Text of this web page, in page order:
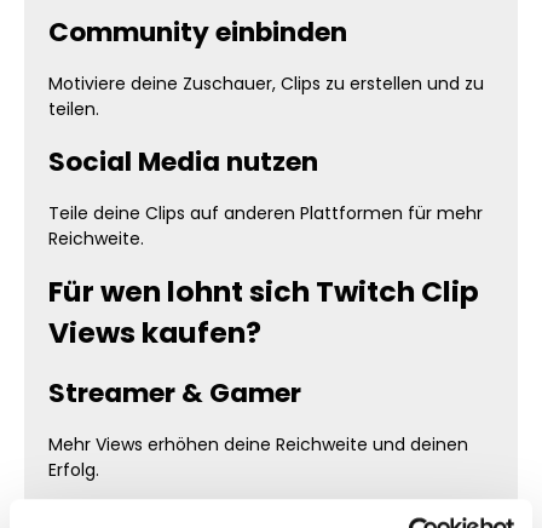
Community einbinden
Motiviere deine Zuschauer, Clips zu erstellen und zu
teilen.
Social Media nutzen
Teile deine Clips auf anderen Plattformen für mehr
Reichweite.
Für wen lohnt sich Twitch Clip
Views kaufen?
Streamer & Gamer
Mehr Views erhöhen deine Reichweite und deinen
Erfolg.